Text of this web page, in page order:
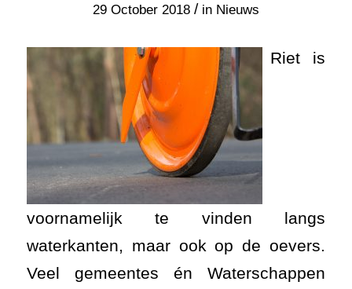
29 October 2018 / in Nieuws
Riet is
voornamelijk te vinden langs
waterkanten, maar ook op de oevers.
Veel gemeentes én Waterschappen